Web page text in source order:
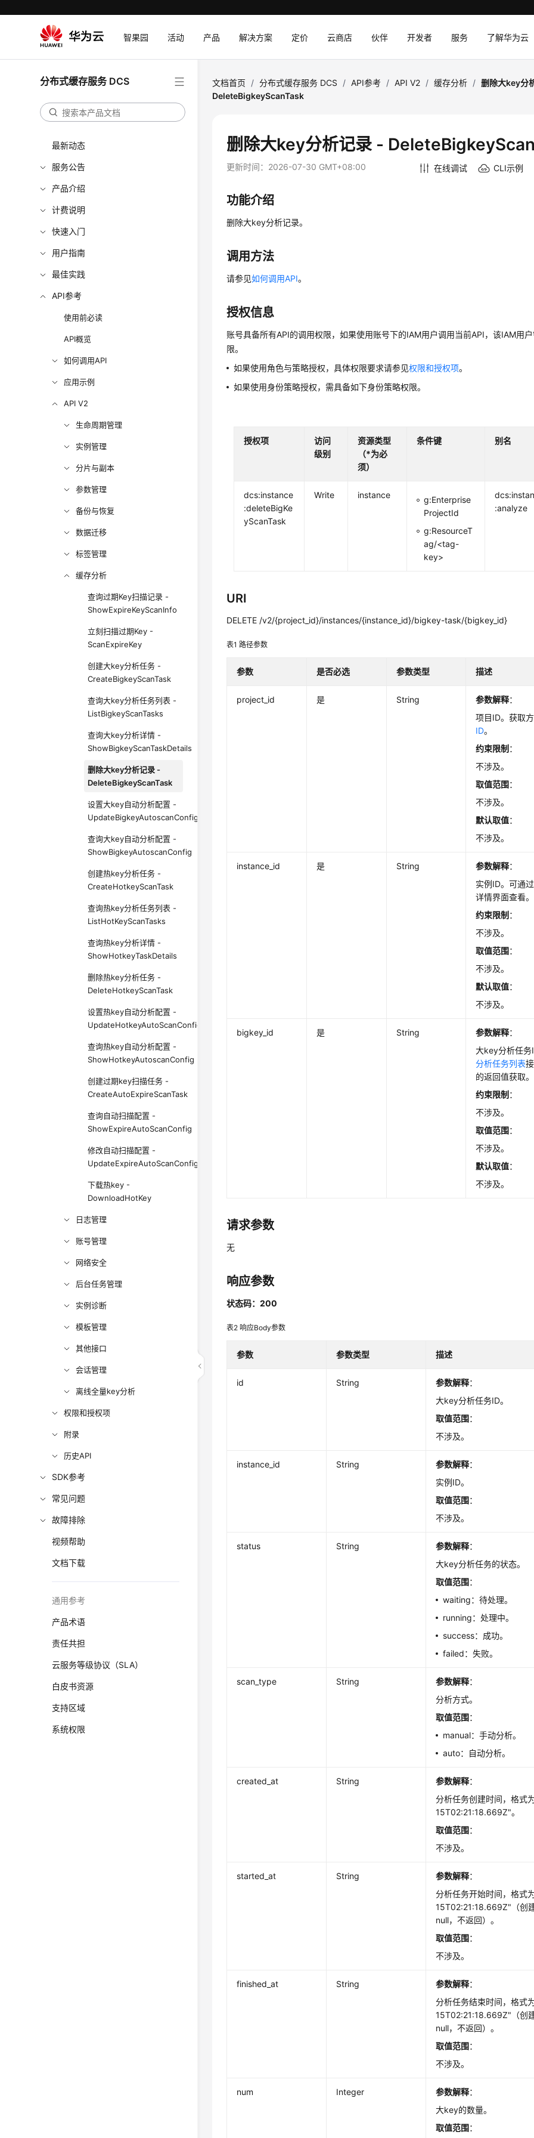
智果园 活动 产品 解决方案 定价 云商店 伙伴 开发者 服务 了解华为云
分布式缓存服务 DCS
最新动态
服务公告
产品介绍
计费说明
快速入门
用户指南
最佳实践
API参考
使用前必读
API概览
如何调用API
应用示例
API V2
生命周期管理
实例管理
分片与副本
参数管理
备份与恢复
数据迁移
标签管理
缓存分析
查询过期Key扫描记录 -
ShowExpireKeyScanInfo
立刻扫描过期Key -
ScanExpireKey
创建大key分析任务 -
CreateBigkeyScanTask
查询大key分析任务列表 -
ListBigkeyScanTasks
查询大key分析详情 -
ShowBigkeyScanTaskDetails
删除大key分析记录 -
DeleteBigkeyScanTask
设置大key自动分析配置 -
UpdateBigkeyAutoscanConfig
查询大key自动分析配置 -
ShowBigkeyAutoscanConfig
创建热key分析任务 -
CreateHotkeyScanTask
查询热key分析任务列表 -
ListHotKeyScanTasks
查询热key分析详情 -
ShowHotkeyTaskDetails
删除热key分析任务 -
DeleteHotkeyScanTask
设置热key自动分析配置 -
UpdateHotkeyAutoScanConfig
查询热key自动分析配置 -
ShowHotkeyAutoscanConfig
创建过期key扫描任务 -
CreateAutoExpireScanTask
查询自动扫描配置 -
ShowExpireAutoScanConfig
修改自动扫描配置 -
UpdateExpireAutoScanConfig
下载热key -
DownloadHotKey
日志管理
账号管理
网络安全
后台任务管理
实例诊断
模板管理
其他接口
会话管理
离线全量key分析
权限和授权项
附录
历史API
SDK参考
常见问题
故障排除
视频帮助
文档下载
通用参考
产品术语
责任共担
云服务等级协议（SLA）
白皮书资源
支持区域
系统权限
文档首页 / 分布式缓存服务 DCS / API参考 / API V2 / 缓存分析 / 删除大key分
DeleteBigkeyScanTask
删除大key分析记录 -
更新时间： 2026-07-30 GMT+08:00 在线调试 CLI示例
功能介绍
删除大key分析记录。
调用方法
请参见如何调用API。
授权信息
账号具备所有API的调用权限，如果使用账号下的IAM用户调用当前API，该IAM用
限。
如果使用角色与策略授权，具体权限要求请参见权限和授权项。
如果使用身份策略授权，需具备如下身份策略权限。
授权项
访问
级别
资源类型
（*为必
须）
条件键 别名
dcs:instance
:deleteBigKe
yScanTask
Write instance
g:Enterprise
ProjectId
g:ResourceT
ag/<tag-
key>
:analyze
URI
DELETE /v2/{project_id}/instances/{instance_id}/bigkey-task/{bigkey_id}
表1路径参数
参数 是否必选 参数类型 描述
project_id 是 String 参数解释：
项目ID。获取
ID。
约束限制 ：
不涉及。
取值范围：
不涉及。
默认取值：
不涉及。
instance_id 是 String 参数解释：
实例ID。可通
详情界面查看。
约束限制 ：
不涉及。
取值范围：
不涉及。
默认取值：
不涉及。
bigkey_id 是 String 参数解释：
大key分析任务
分析任务列表
的返回值获取。
约束限制 ：
不涉及。
取值范围：
不涉及。
默认取值：
不涉及。
请求参数
无
响应参数
状态码：200
表2响应Body参数
参数 参数类型 描述
id String 参数解释：
大key分析任务ID。
取值范围：
不涉及。
instance_id String 参数解释：
实例ID。
取值范围：
不涉及。
status String 参数解释：
大key分析任务的状态。
取值范围：
waiting：待处理。
running：处理中。
success：成功。
failed：失败。
scan_type String 参数解释：
分析方式。
取值范围：
manual：手动分析。
auto：自动分析。
created_at String 参数解释：
分析任务创建时间，格式
15T02:21:18.669Z"。
取值范围：
不涉及。
started_at String 参数解释：
分析任务开始时间，格式
15T02:21:18.669Z"（创
null，不返回）。
取值范围：
不涉及。
finished_at String 参数解释：
分析任务结束时间，格式
15T02:21:18.669Z"（创
null，不返回）。
取值范围：
不涉及。
num Integer 参数解释：
大key的数量。
取值范围：